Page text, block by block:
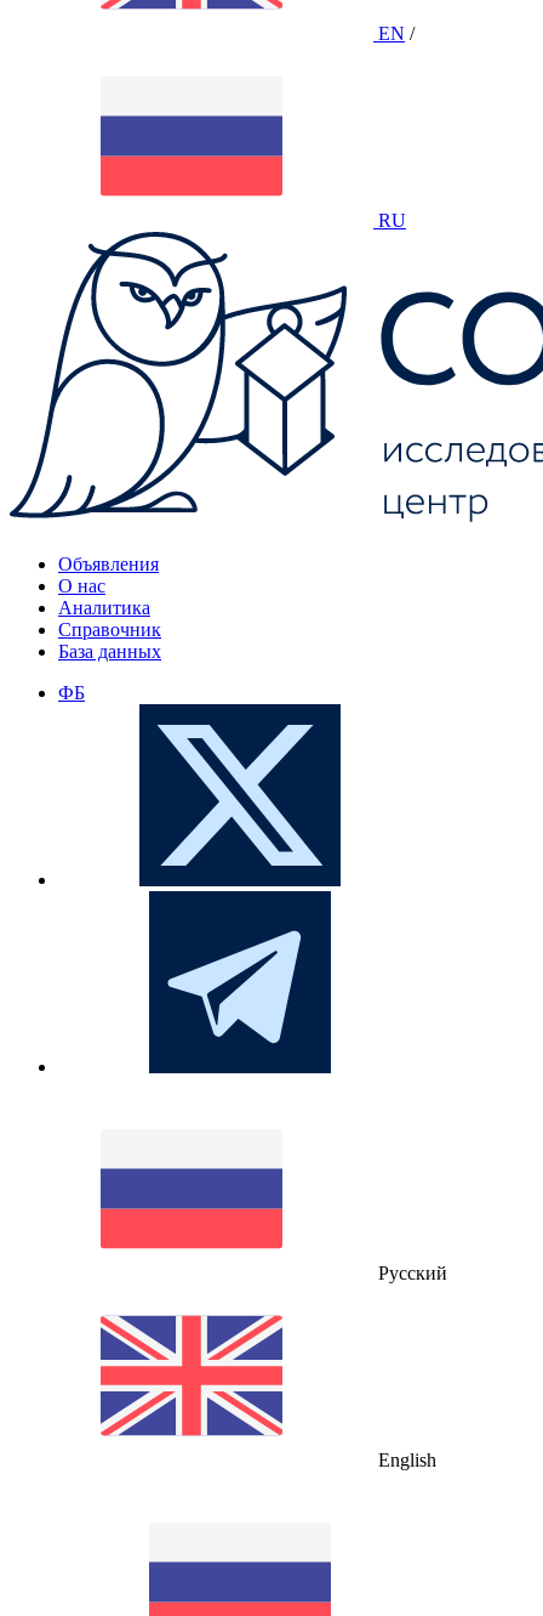
EN /
RU
Объявления
О нас
Аналитика
Справочник
База данных
ФБ
Русский
English